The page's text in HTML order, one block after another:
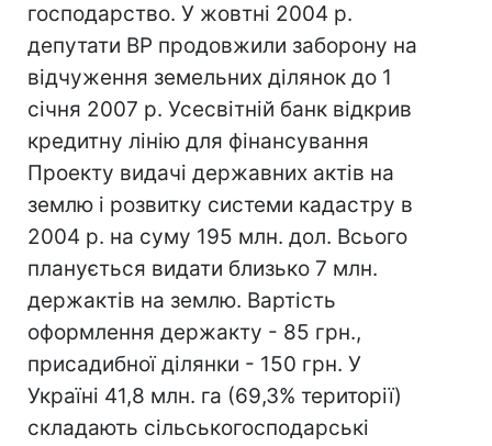
господарство. У жовтні 2004 р.
депутати ВР продовжили заборону на
відчуження земельних ділянок до 1
січня 2007 р. Усесвітній банк відкрив
кредитну лінію для фінансування
Проекту видачі державних актів на
землю і розвитку системи кадастру в
2004 р. на суму 195 млн. дол. Всього
планується видати близько 7 млн.
держактів на землю. Вартість
оформлення держакту - 85 грн.,
присадибної ділянки - 150 грн. У
Україні 41,8 млн. га (69,3% території)
складають сільськогосподарські